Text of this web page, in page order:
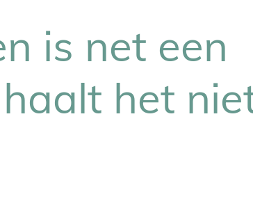
is net een
het